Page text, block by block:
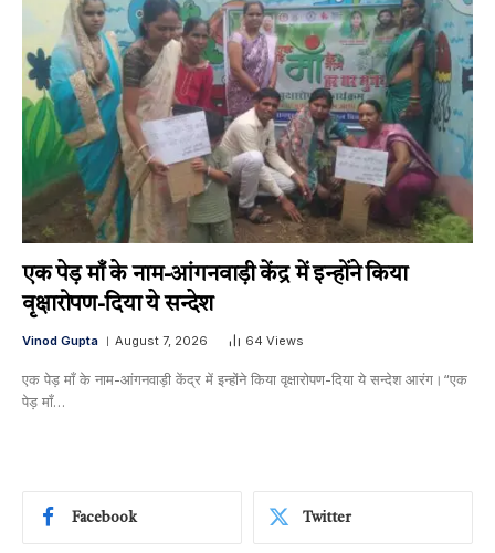
एक पेड़ माँ के नाम-आंगनवाड़ी केंद्र में इन्होंने किया
वृक्षारोपण-दिया ये सन्देश
Vinod Gupta August 7, 2026 64 Views
एक पेड़ माँ के नाम-आंगनवाड़ी केंद्र में इन्होंने किया वृक्षारोपण-दिया ये सन्देश आरंग।“एक
पेड़ माँ…
Facebook Twitter